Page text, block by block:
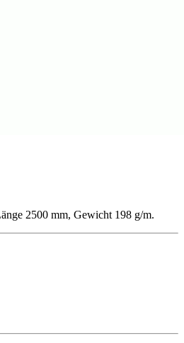
2500 mm, Gewicht 198 g/m.